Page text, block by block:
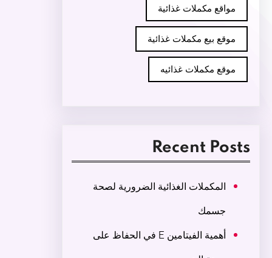
مواقع مكملات غذائية
موقع بيع مكملات غذائية
موقع مكملات غذائيه
Recent Posts
المكملات الغذائية الضرورية لصحة
جسمك
أهمية الفيتامين E في الحفاظ على